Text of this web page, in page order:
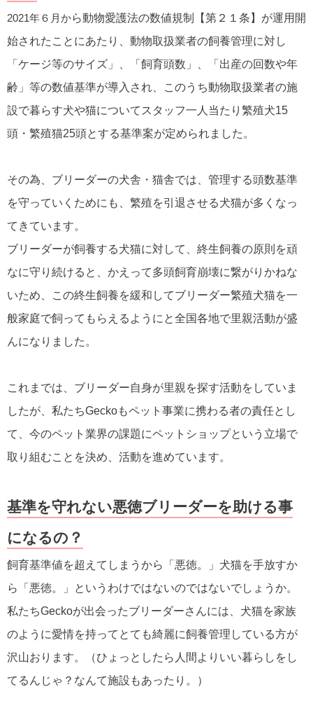
2021年６月から動物愛護法の数値規制【第２１条】が運用開
始されたことにあたり、動物取扱業者の飼養管理に対し
「ケージ等のサイズ」、「飼育頭数」、「出産の回数や年
齢」等の数値基準が導入され、このうち動物取扱業者の施
設で暮らす犬や猫についてスタッフ一人当たり繁殖犬15
頭・繁殖猫25頭とする基準案が定められました。
その為、ブリーダーの犬舎・猫舎では、管理する頭数基準
を守っていくためにも、繁殖を引退させる犬猫が多くなっ
てきています。
ブリーダーが飼養する犬猫に対して、終生飼養の原則を頑
なに守り続けると、かえって多頭飼育崩壊に繋がりかねな
いため、この終生飼養を緩和してブリーダー繁殖犬猫を一
般家庭で飼ってもらえるようにと全国各地で里親活動が盛
んになりました。
これまでは、ブリーダー自身が里親を探す活動をしていま
したが、私たちGeckoもペット事業に携わる者の責任とし
て、今のペット業界の課題にペットショップという立場で
取り組むことを決め、活動を進めています。
基準を守れない悪徳ブリーダーを助ける事
になるの？
飼育基準値を超えてしまうから「悪徳。」犬猫を手放すか
ら「悪徳。」というわけではないのではないでしょうか。
私たちGeckoが出会ったブリーダーさんには、犬猫を家族
のように愛情を持ってとても綺麗に飼養管理している方が
沢山おります。（ひょっとしたら人間よりいい暮らしをし
てるんじゃ？なんて施設もあったり。）